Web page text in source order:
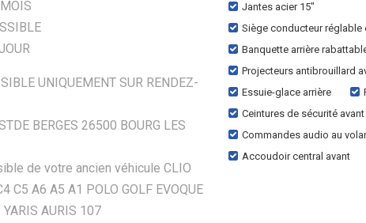
UNIQUEMENT SUR RENDEZ-
BERGES 26500 BOURG LES
de votre ancien véhicule CLIO
C5 A6 A5 A1 POLO GOLF EVOQUE
YARIS AURIS 107
Jantes acier 15"
Siège conducteur réglable
Banquette arrière
Projecteurs antibrouillard
Essuie-glace arrière
Ceintures de sécurité
Commandes audio au
Accoudoir central avant